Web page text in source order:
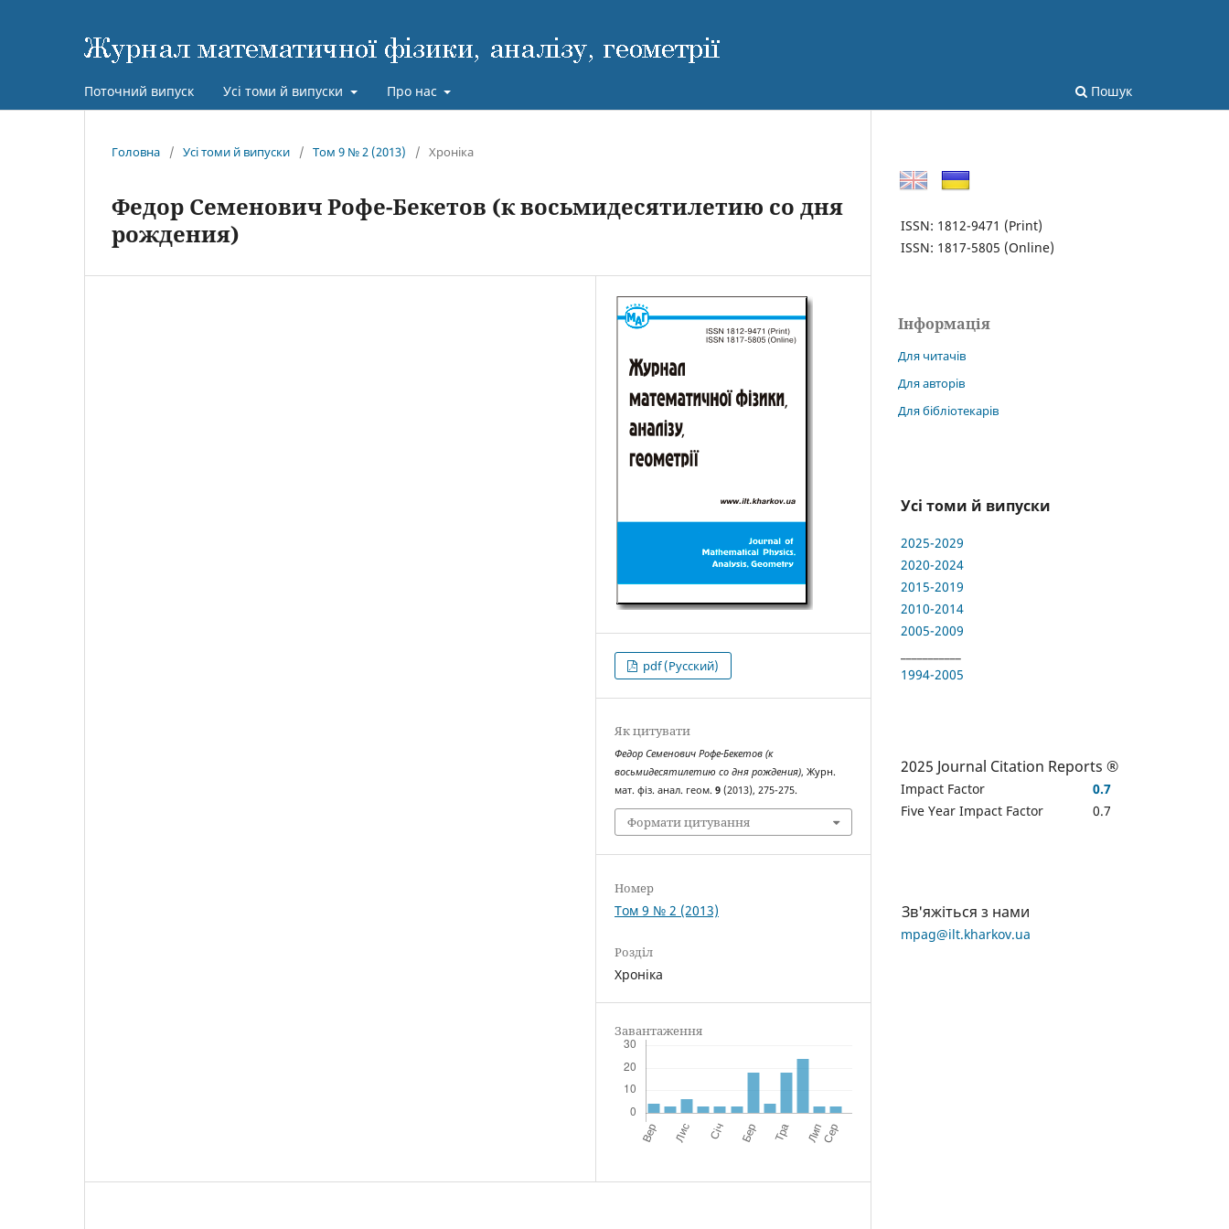
Поточний випуск Усі томи й випуски Про нас Пошук
Головна / Усі томи й випуски / Том 9 № 2 (2013) / Хроніка
Федор Семенович Рофе-Бекетов (к восьмидесятилетию со дня
рождения)
pdf (Русский)
Як цитувати
Федор Семенович Рофе-Бекетов (к
восьмидесятилетию со дня рождения), Журн.
мат. фіз. анал. геом.9 (2013), 275-275.
Формати цитування
Номер
Том 9 № 2 (2013)
Розділ
Хроніка
Завантаження
ISSN: 1812-9471 (Print)
ISSN: 1817-5805 (Online)
Інформація
Для читачів
Для авторів
Для бібліотекарів
Усі томи й випуски
2025-2029
2020-2024
2015-2019
2010-2014
2005-2009
1994-2005
2025 Journal Citation Reports ®
Impact Factor
0.7
Five Year Impact Factor
0.7
Зв'яжіться з нами
mpag@ilt.kharkov.ua